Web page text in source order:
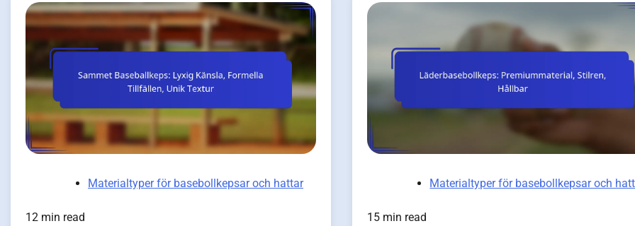
Materialtyper för basebollkepsar och hattar
12 min read
Materialtyper för basebollkepsar och
15 min read